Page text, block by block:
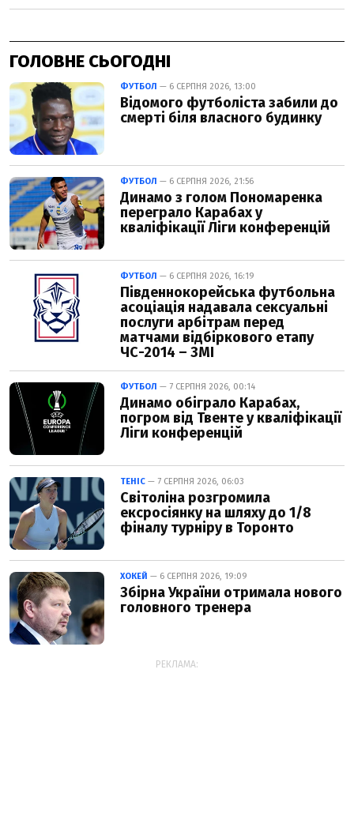
ГОЛОВНЕ СЬОГОДНІ
ФУТБОЛ — 6 СЕРПНЯ 2026, 13:00
Відомого футболіста забили до
смерті біля власного будинку
ФУТБОЛ — 6 СЕРПНЯ 2026, 21:56
Динамо з голом Пономаренка
переграло Карабах у
кваліфікації Ліги конференцій
ФУТБОЛ — 6 СЕРПНЯ 2026, 16:19
Південнокорейська футбольна
асоціація надавала сексуальні
послуги арбітрам перед
матчами відбіркового етапу
ЧС-2014 – ЗМІ
ФУТБОЛ — 7 СЕРПНЯ 2026, 00:14
Динамо обіграло Карабах,
погром від Твенте у кваліфікації
Ліги конференцій
ТЕНІС — 7 СЕРПНЯ 2026, 06:03
Світоліна розгромила
ексросіянку на шляху до 1/8
фіналу турніру в Торонто
ХОКЕЙ — 6 СЕРПНЯ 2026, 19:09
Збірна України отримала нового
головного тренера
РЕКЛАМА: